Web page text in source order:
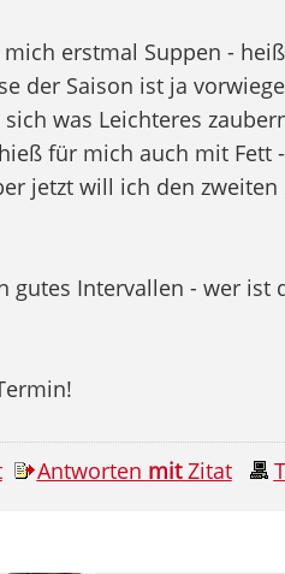
erstmal Suppen -
der Saison ist ja
was Leichteres
für mich auch mit Fett
jetzt will ich den
gutes Intervallen - wer ist
Antworten mitZitat